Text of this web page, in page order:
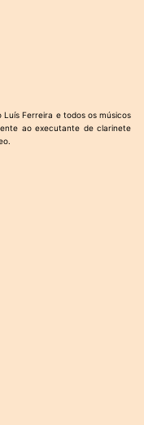
Ferreira e todos os músicos
ao executante de clarinete